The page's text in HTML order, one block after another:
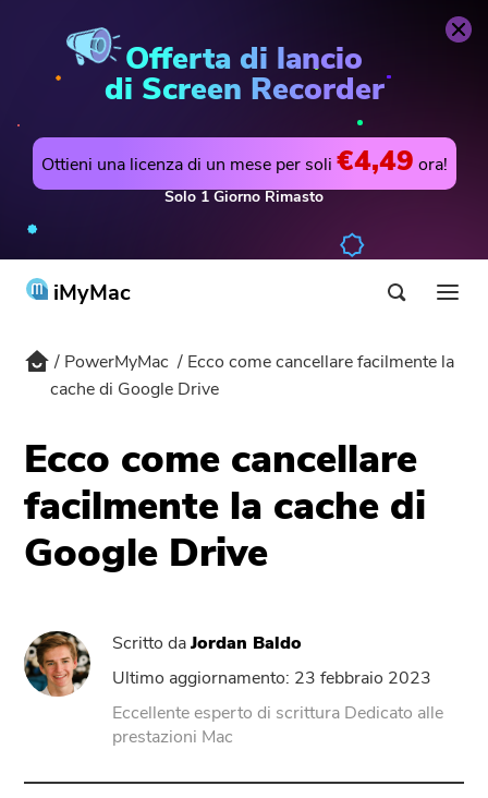
Offerta di lancio
di Screen Recorder
Ottieni una licenza di un mese per soli €4,49 ora!
Solo1 GiornoRimasto
iMyMac
Prodotti & Soluzioni
Hot
PowerMyMac
PowerUninstall
Screen Recorder
Compressore di PDF
Supporto
PowerMyMac
PowerMyMac
Ecco come cancellare facilmente la
cache di Google Drive
Ecco come cancellare
facilmente la cache di
Google Drive
Scritto daJordan Baldo
Ultimo aggiornamento: 23 febbraio 2023
Eccellente esperto di scrittura Dedicato alle
prestazioni Mac